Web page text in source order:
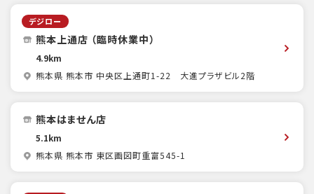
デジロー
熊本上通店 （臨時休業中）
4.9km
熊本県 熊本市 中央区上通町1-22 大進プラザビル2階
熊本はません店
5.1km
熊本県 熊本市 東区画図町重富545-1